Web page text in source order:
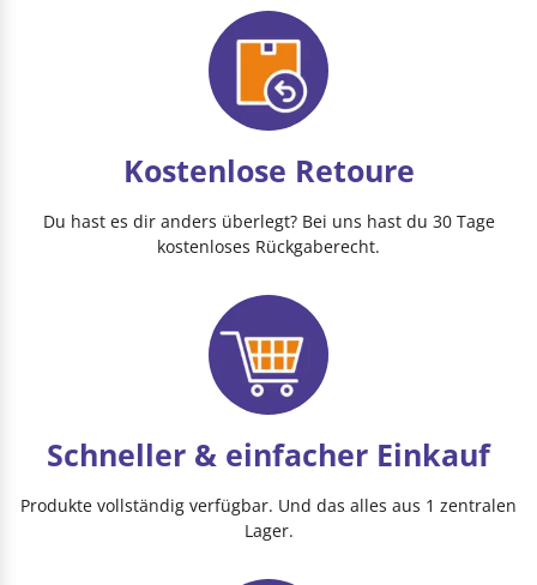
Kostenlose Retoure
Du hast es dir anders überlegt? Bei uns hast du 30 Tage
kostenloses Rückgaberecht.
Schneller & einfacher Einkauf
Produkte vollständig verfügbar. Und das alles aus 1 zentralen
Lager.